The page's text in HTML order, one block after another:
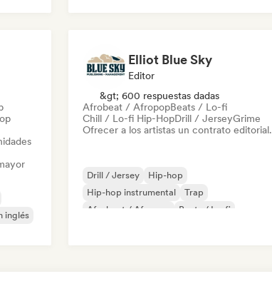
inglés
Elliot Blue Sky
Editor
&gt; 600 respuestas dadas
Afrobeat / AfropopBeats / Lo-fi
Chill / Lo-fi Hip-HopDrill / JerseyGrime
Ofrecer a los artistas un contrato editorial.
Drill / Jersey
Hip-hop
Hip-hop instrumental
Trap
Afrobeat / Afropop
Beats / Lo-fi